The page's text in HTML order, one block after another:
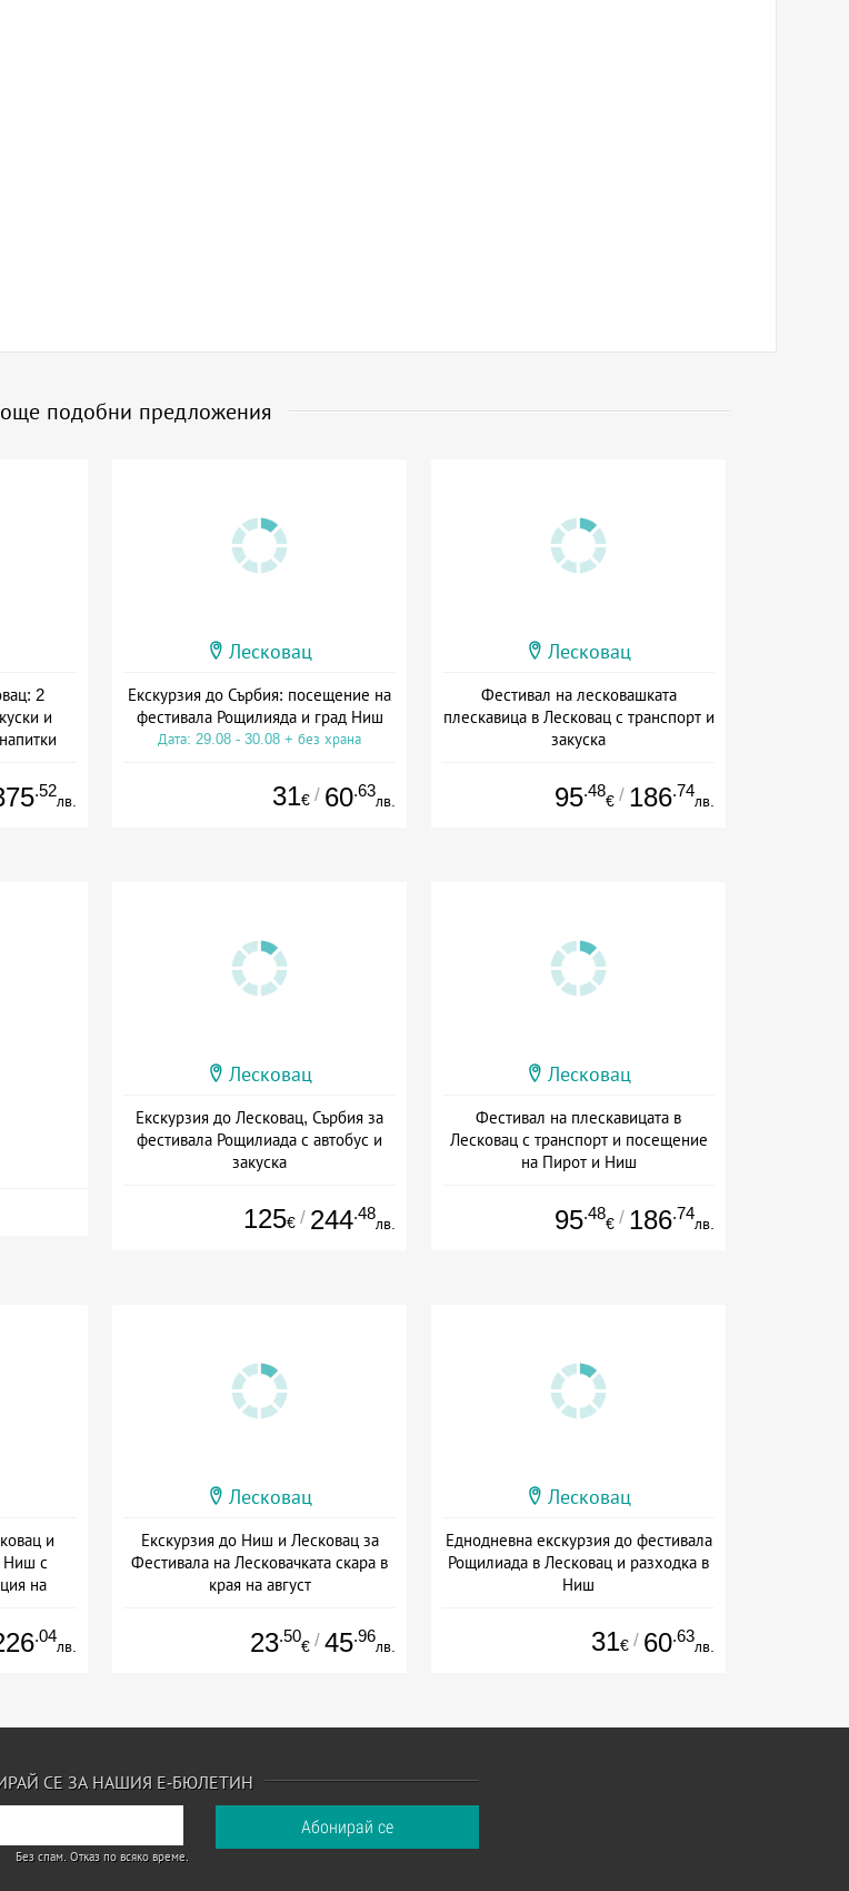
подобни предложения
2
и
.52
лв.
Лесковац
Екскурзия до Сърбия: посещение на
фестивала Рощилияда и град Ниш
Дата: 29.08 - 30.08 + без храна
31€ / 60.63
лв.
Лесковац
Фестивал на лесковашката
плескавица в Лесковац с транспорт и
закуска
95.48
€ / 186.74
лв.
Лесковац
Екскурзия до Лесковац, Сърбия за
фестивала Рощилиада с автобус и
закуска
125€ / 244.48
лв.
Лесковац
Фестивал на плескавицата в
Лесковац с транспорт и посещение
на Пирот и Ниш
95.48
€ / 186.74
лв.
и
Ниш с
на
.04
лв.
Лесковац
Екскурзия до Ниш и Лесковац за
Фестивала на Лесковачката скара в
края на август
23.50
€ / 45.96
лв.
Лесковац
Еднодневна екскурзия до фестивала
Рощилиада в Лесковац и разходка в
Ниш
31€ / 60.63
лв.
СЕ ЗА НАШИЯ Е-БЮЛЕТИН
Без спам. Отказ по всяко време.